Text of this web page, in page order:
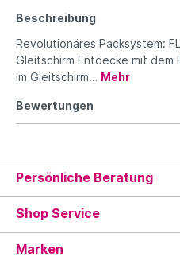
Beschreibung
Revolutionäres Packsystem:
Gleitschirm Entdecke mit dem
im Gleitschirm… Mehr
Bewertungen
Persönliche Beratung
Shop Service
Marken